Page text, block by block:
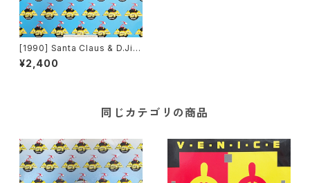
[1990] Santa Claus & D.Jin
gle Girls – My Chica [Asia
Records]
¥2,400
同じカテゴリの商品